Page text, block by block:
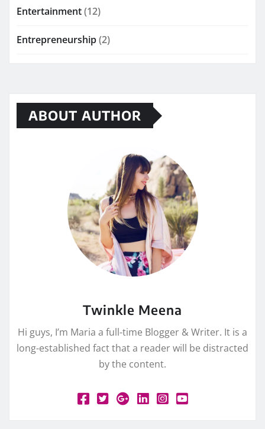
Entertainment(12)
Entrepreneurship(2)
ABOUT AUTHOR
Twinkle Meena
Hi guys, I’m Maria a full-time Blogger & Writer. It is a
long-established fact that a reader will be distracted
by the content.